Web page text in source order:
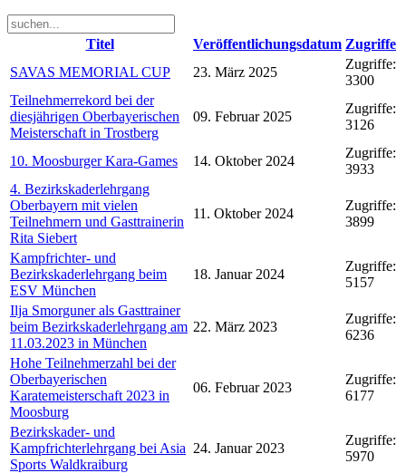
Titel Veröffentlichungsdatum Zugriffe
SAVAS MEMORIAL CUP
23. März 2025
Zugriffe:
3300
Teilnehmerrekord bei der
diesjährigen Oberbayerischen
Meisterschaft in Trostberg
09. Februar 2025
Zugriffe:
3126
10. Moosburger Kara-Games 14. Oktober 2024
Zugriffe:
3933
4. Bezirkskaderlehrgang
Oberbayern mit vielen
Teilnehmern und Gasttrainerin
Rita Siebert
11. Oktober 2024
Zugriffe:
3899
Kampfrichter- und
Bezirkskaderlehrgang beim
ESV München
18. Januar 2024
Zugriffe:
5157
Ilja Smorguner als Gasttrainer
beim Bezirkskaderlehrgang am
11.03.2023 in München
22. März 2023
Zugriffe:
6236
Hohe Teilnehmerzahl bei der
Oberbayerischen
Karatemeisterschaft 2023 in
Moosburg
06. Februar 2023
Zugriffe:
6177
Bezirkskader- und
Kampfrichterlehrgang bei Asia
Sports Waldkraiburg
24. Januar 2023
Zugriffe:
5970